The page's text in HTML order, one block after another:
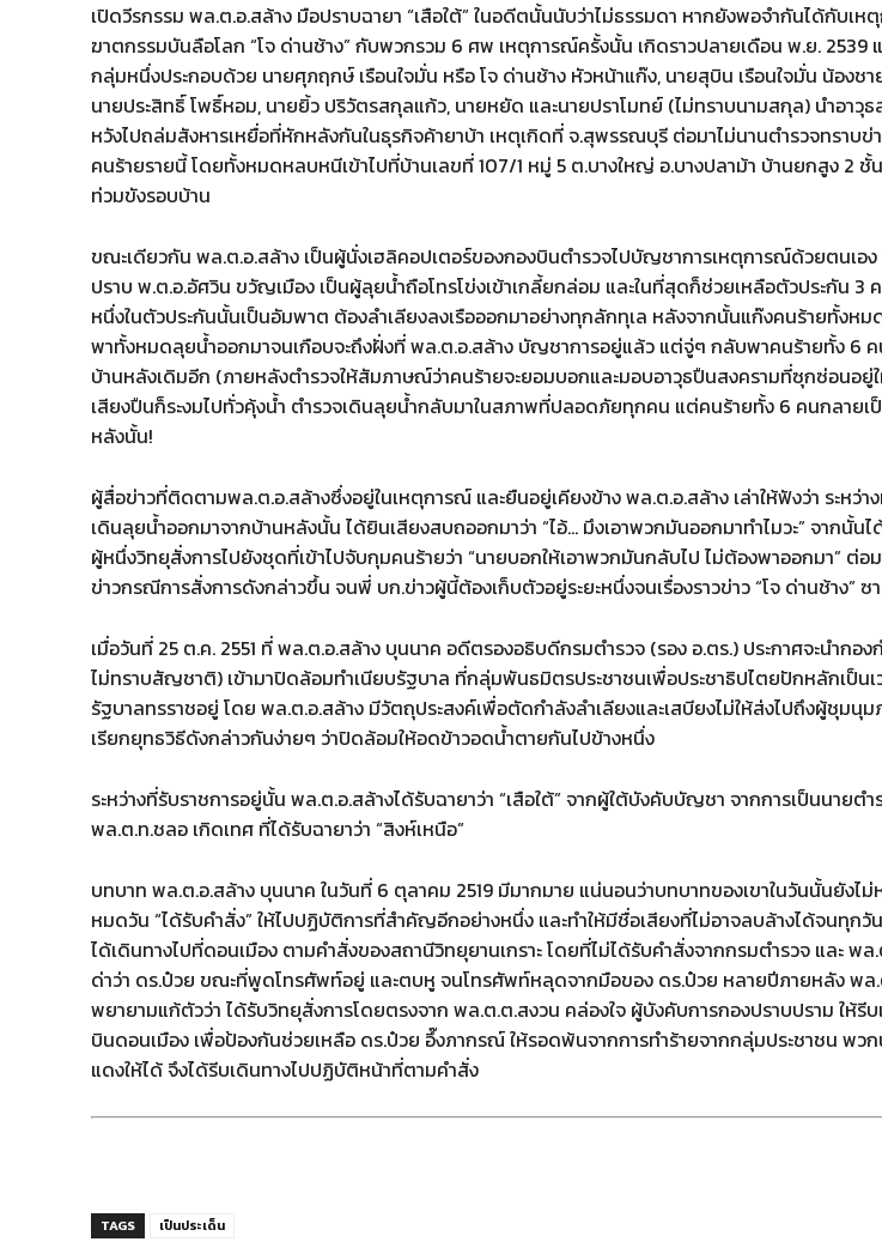
เปิดวีรกรรม พล.ต.อ.สล้าง มือปราบฉายา “เสือใต้” ในอดีตนั้นนับว่าไม่ธรรมดา หากยังพอจำกันได้กับเ
ฆาตกรรมบันลือโลก “โจ ด่านช้าง” กับพวกรวม 6 ศพ เหตุการณ์ครั้งนั้น เกิดราวปลายเดือน พ.ย. 2539
กลุ่มหนึ่งประกอบด้วย นายศุภฤกษ์ เรือนใจมั่น หรือ โจ ด่านช้าง หัวหน้าแก๊ง, นายสุบิน เรือนใจมั่น น้องชา
นายประสิทธิ์ โพธิ์หอม, นายยิ้ว ปริวัตรสกุลแก้ว, นายหยัด และนายปราโมทย์ (ไม่ทราบนามสกุล) นำอาวุธ
หวังไปถล่มสังหารเหยื่อที่หักหลังกันในธุรกิจค้ายาบ้า เหตุเกิดที่ จ.สุพรรณบุรี ต่อมาไม่นานตำรวจทราบ
คนร้ายรายนี้ โดยทั้งหมดหลบหนีเข้าไปที่บ้านเลขที่ 107/1 หมู่ 5 ต.บางใหญ่ อ.บางปลาม้า บ้านยกสูง 2 ชั้
ท่วมขังรอบบ้าน
ขณะเดียวกัน พล.ต.อ.สล้าง เป็นผู้นั่งเฮลิคอปเตอร์ของกองบินตำรวจไปบัญชาการเหตุการณ์ด้วยตนเอ
ปราบ พ.ต.อ.อัศวิน ขวัญเมือง เป็นผู้ลุยน้ำถือโทรโข่งเข้าเกลี้ยกล่อม และในที่สุดก็ช่วยเหลือตัวประกัน 3
หนึ่งในตัวประกันนั้นเป็นอัมพาต ต้องลำเลียงลงเรือออกมาอย่างทุกลักทุเล หลังจากนั้นแก๊งคนร้ายทั้งห
พาทั้งหมดลุยน้ำออกมาจนเกือบจะถึงฝั่งที่ พล.ต.อ.สล้าง บัญชาการอยู่แล้ว แต่จู่ๆ กลับพาคนร้ายทั้ง 6 ค
บ้านหลังเดิมอีก (ภายหลังตำรวจให้สัมภาษณ์ว่าคนร้ายจะยอมบอกและมอบอาวุธปืนสงครามที่ซุกซ่อนอยู่
เสียงปืนก็ระงมไปทั่วคุ้งน้ำ ตำรวจเดินลุยน้ำกลับมาในสภาพที่ปลอดภัยทุกคน แต่คนร้ายทั้ง 6 คนกลายเ
หลังนั้น!
ผู้สื่อข่าวที่ติดตามพล.ต.อ.สล้างซึ่งอยู่ในเหตุการณ์ และยืนอยู่เคียงข้าง พล.ต.อ.สล้าง เล่าให้ฟังว่า ระหว่า
เดินลุยน้ำออกมาจากบ้านหลังนั้น ได้ยินเสียงสบถออกมาว่า “ไอ้… มึงเอาพวกมันออกมาทำไมวะ” จากนั้น
ผู้หนึ่งวิทยุสั่งการไปยังชุดที่เข้าไปจับกุมคนร้ายว่า “นายบอกให้เอาพวกมันกลับไป ไม่ต้องพาออกมา” ต่อ
ข่าวกรณีการสั่งการดังกล่าวขึ้น จนพี่ บก.ข่าวผู้นี้ต้องเก็บตัวอยู่ระยะหนึ่งจนเรื่องราวข่าว “โจ ด่านช้าง” ซ
เมื่อวันที่ 25 ต.ค. 2551 ที่ พล.ต.อ.สล้าง บุนนาค อดีตรองอธิบดีกรมตำรวจ (รอง อ.ตร.) ประกาศจะนำกอ
ไม่ทราบสัญชาติ) เข้ามาปิดล้อมทำเนียบรัฐบาล ที่กลุ่มพันธมิตรประชาชนเพื่อประชาธิปไตยปักหลักเป็นเ
รัฐบาลทรราชอยู่ โดย พล.ต.อ.สล้าง มีวัตถุประสงค์เพื่อตัดกำลังลำเลียงและเสบียงไม่ให้ส่งไปถึงผู้ชุมนุม
เรียกยุทธวิธีดังกล่าวกันง่ายๆ ว่าปิดล้อมให้อดข้าวอดน้ำตายกันไปข้างหนึ่ง
ระหว่างที่รับราชการอยู่นั้น พล.ต.อ.สล้างได้รับฉายาว่า “เสือใต้” จากผู้ใต้บังคับบัญชา จากการเป็นนายต
พล.ต.ท.ชลอ เกิดเทศ ที่ได้รับฉายาว่า “สิงห์เหนือ”
บทบาท พล.ต.อ.สล้าง บุนนาค ในวันที่ 6 ตุลาคม 2519 มีมากมาย แน่นอนว่าบทบาทของเขาในวันนั้นยังไม่
หมดวัน “ได้รับคำสั่ง” ให้ไปปฏิบัติการที่สำคัญอีกอย่างหนึ่ง และทำให้มีชื่อเสียงที่ไม่อาจลบล้างได้จนทุก
ได้เดินทางไปที่ดอนเมือง ตามคำสั่งของสถานีวิทยุยานเกราะ โดยที่ไม่ได้รับคำสั่งจากกรมตำรวจ และ พล.
ด่าว่า ดร.ป๋วย ขณะที่พูดโทรศัพท์อยู่ และตบหู จนโทรศัพท์หลุดจากมือของ ดร.ป๋วย หลายปีภายหลัง พล.
พยายามแก้ตัวว่า ได้รับวิทยุสั่งการโดยตรงจาก พล.ต.ต.สงวน คล่องใจ ผู้บังคับการกองปราบปราม ให้รี
บินดอนเมือง เพื่อป้องกันช่วยเหลือ ดร.ป๋วย อึ๊งภากรณ์ ให้รอดพ้นจากการทำร้ายจากกลุ่มประชาชน พว
แดงให้ได้ จึงได้รีบเดินทางไปปฏิบัติหน้าที่ตามคำสั่ง
TAGS เป็นประเด็น